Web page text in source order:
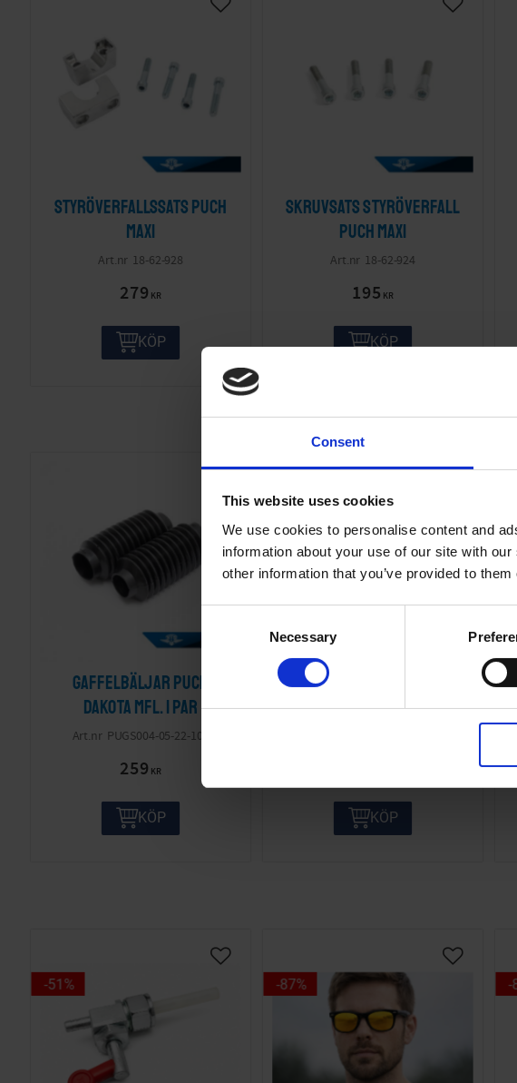
Consent
This website uses cookies
We use cookies to personalise content and
information about your use of our site with
other information that you’ve provided to
o
s
e
Necessary
Styröverfallssats Puch
Maxi
18-62-928
279 KR
KÖP
Skruvsats styröverfall
Puch Maxi
18-62-924
195 KR
KÖP
Gaffelbäljar Puch
Dakota mfl. 1 par
PUGS004-05-22-101
259 KR
KÖP
Centralstöd Puch Dakota
mfl.
KÖP
51 % 87%